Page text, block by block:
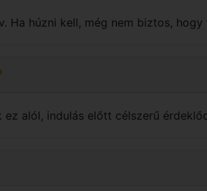
Ha húzni kell, még nem biztos, hogy
alól, indulás előtt célszerű